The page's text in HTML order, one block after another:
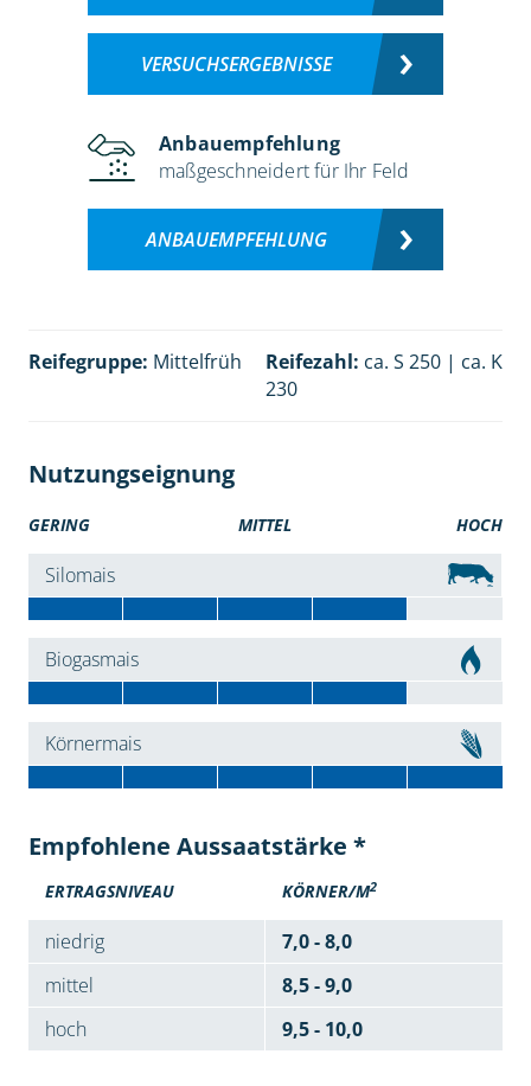
VERSUCHSERGEBNISSE
Anbauempfehlung
maßgeschneidert für Ihr Feld
ANBAUEMPFEHLUNG
Reifegruppe: Mittelfrüh Reifezahl: ca. S 250 | ca. K
230
Nutzungseignung
GERING MITTEL HOCH
Silomais
Biogasmais
Körnermais
Empfohlene Aussaatstärke *
ERTRAGSNIVEAU KÖRNER/M2
niedrig
7,0 - 8,0
mittel
8,5 - 9,0
hoch
9,5 - 10,0